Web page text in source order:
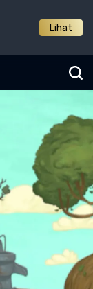
Lihat